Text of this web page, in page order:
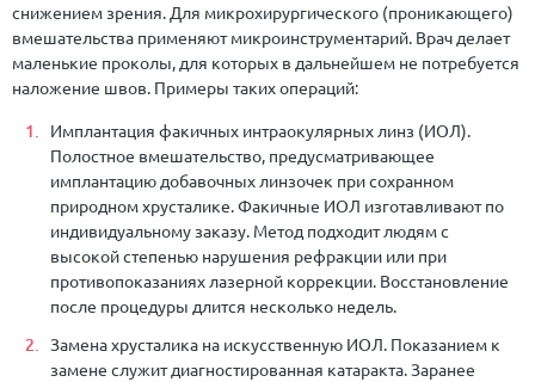
снижением зрения. Для микрохирургического (проникающего)
вмешательства применяют микроинструментарий. Врач делает
маленькие проколы, для которых в дальнейшем не потребуется
наложение швов. Примеры таких операций:
Имплантация факичных интраокулярных линз (ИОЛ).
Полостное вмешательство, предусматривающее
имплантацию добавочных линзочек при сохранном
природном хрусталике. Факичные ИОЛ изготавливают по
индивидуальному заказу. Метод подходит людям с
высокой степенью нарушения рефракции или при
противопоказаниях лазерной коррекции. Восстановление
после процедуры длится несколько недель.
Замена хрусталика на искусственную ИОЛ. Показанием к
замене служит диагностированная катаракта. Заранее